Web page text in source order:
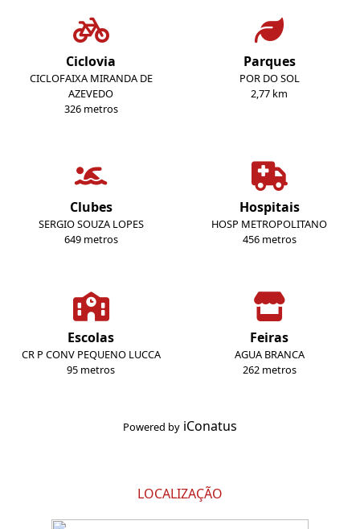
Ciclovia
CICLOFAIXA MIRANDA DE
AZEVEDO
326 metros
Parques
POR DO SOL
2,77 km
Clubes
SERGIO SOUZA LOPES
649 metros
Hospitais
HOSP METROPOLITANO
456 metros
Escolas
CR P CONV PEQUENO LUCCA
95 metros
Feiras
AGUA BRANCA
262 metros
Powered by iConatus
LOCALIZAÇÃO